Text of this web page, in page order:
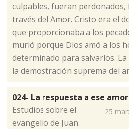
culpables, fueran
través del Amor. Cristo era el
que proporcionaba a los
murió porque Dios amó a los
determinado para salvarlos.
la demostración suprema del
024- La respuesta a ese
25
Estudios sobre el
evangelio de Juan.